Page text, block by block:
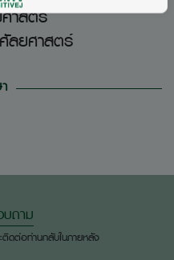
าสตร์
ลยศาสตร์
ถาม
ติดต่อท่านกลับในภายหลัง